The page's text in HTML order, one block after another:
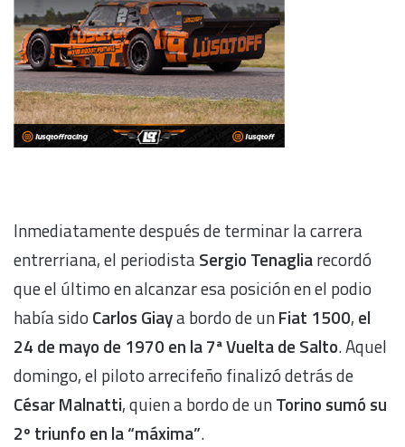
Inmediatamente después de terminar la carrera
entrerriana, el periodistaSergio Tenagliarecordó
que el último en alcanzar esa posición en el podio
había sido Carlos Giaya bordo de unFiat 1500, el
24 de mayo de 1970 en la 7ª Vuelta de Salto. Aquel
domingo, el piloto arrecifeño finalizó detrás de
César Malnatti, quien a bordo de unTorino sumó su
2º triunfo en la “máxima”.